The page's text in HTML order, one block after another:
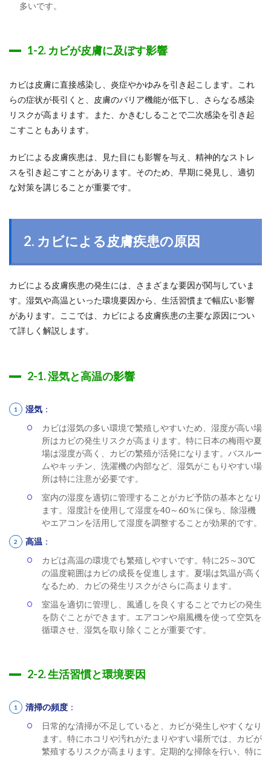
多いです。
1-2. カビが皮膚に及ぼす影響
カビは皮膚に直接感染し、炎症やかゆみを引き起こします。これ
らの症状が長引くと、皮膚のバリア機能が低下し、さらなる感染
リスクが高まります。また、かきむしることで二次感染を引き起
こすこともあります。
カビによる皮膚疾患は、見た目にも影響を与え、精神的なストレ
スを引き起こすことがあります。そのため、早期に発見し、適切
な対策を講じることが重要です。
2. カビによる皮膚疾患の原因
カビによる皮膚疾患の発生には、さまざまな要因が関与していま
す。湿気や高温といった環境要因から、生活習慣まで幅広い影響
があります。ここでは、カビによる皮膚疾患の主要な原因につい
て詳しく解説します。
2-1. 湿気と高温の影響
湿気 ：
カビは湿気の多い環境で繁殖しやすいため、湿度が高い場
所はカビの発生リスクが高まります。特に日本の梅雨や夏
場は湿度が高く、カビの繁殖が活発になります。バスルー
ムやキッチン、洗濯機の内部など、湿気がこもりやすい場
所は特に注意が必要です。
室内の湿度を適切に管理することがカビ予防の基本となり
ます。湿度計を使用して湿度を40～60％に保ち、除湿機
やエアコンを活用して湿度を調整することが効果的です。
高温 ：
カビは高温の環境でも繁殖しやすいです。特に25～30℃
の温度範囲はカビの成長を促進します。夏場は気温が高く
なるため、カビの発生リスクがさらに高まります。
室温を適切に管理し、風通しを良くすることでカビの発生
を防ぐことができます。エアコンや扇風機を使って空気を
循環させ、湿気を取り除くことが重要です。
2-2. 生活習慣と環境要因
清掃の頻度 ：
日常的な清掃が不足していると、カビが発生しやすくなり
ます。特にホコリや汚れがたまりやすい場所では、カビが
繁殖するリスクが高まります。定期的な掃除を行い、特に